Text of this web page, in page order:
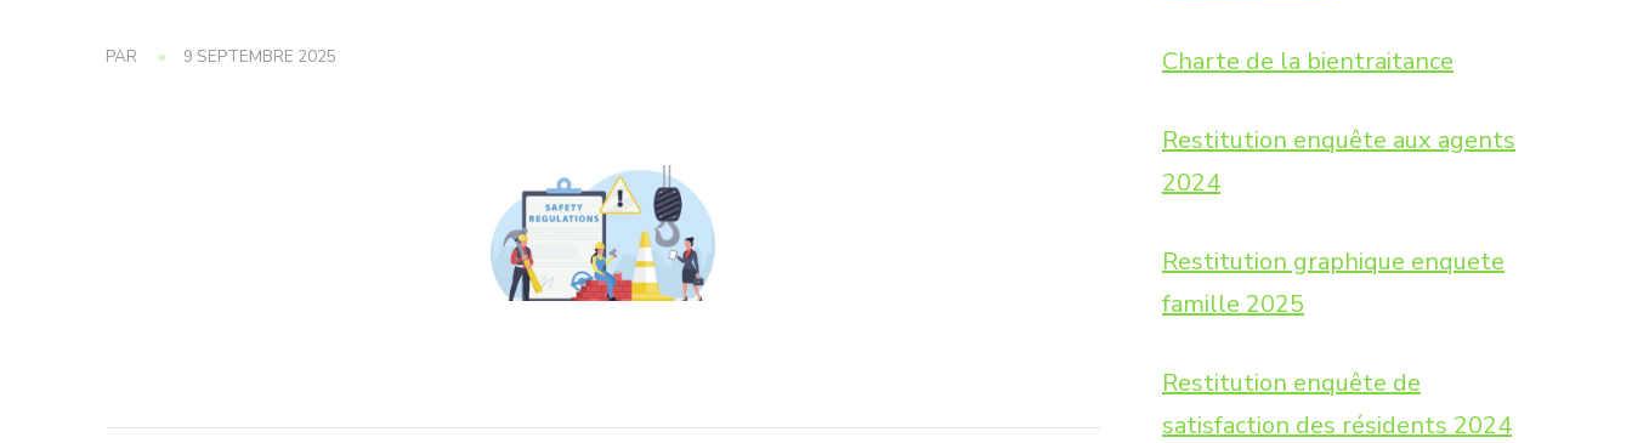
PAR 9 SEPTEMBRE 2025 Charte de la bientraitance
Restitution enquête aux agents
2024
Restitution graphique enquete
famille 2025
Restitution enquête de
satisfaction des résidents 2024